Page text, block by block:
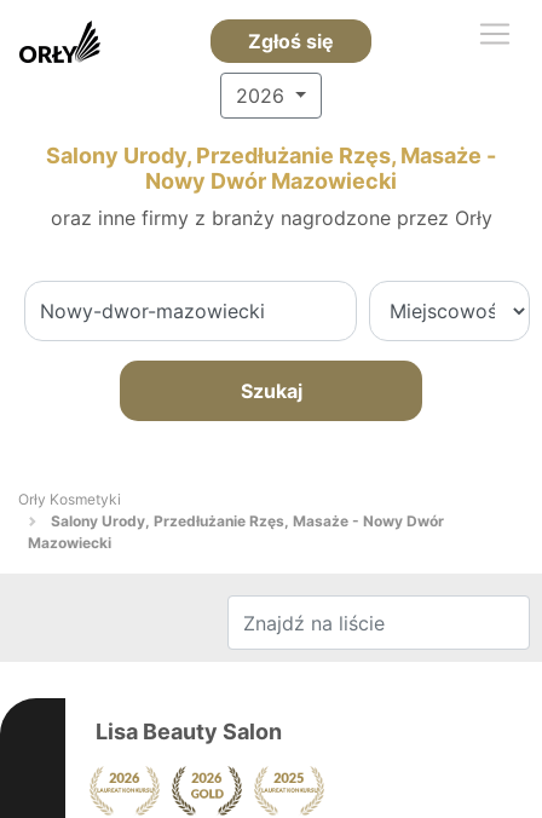
Zgłoś się
2026
Salony Urody, Przedłużanie Rzęs, Masaże -
Nowy Dwór Mazowiecki
oraz inne firmy z branży nagrodzone przez Orły
Szukaj
Orły Kosmetyki
Salony Urody, Przedłużanie Rzęs, Masaże - Nowy Dwór
Mazowiecki
Lisa Beauty Salon